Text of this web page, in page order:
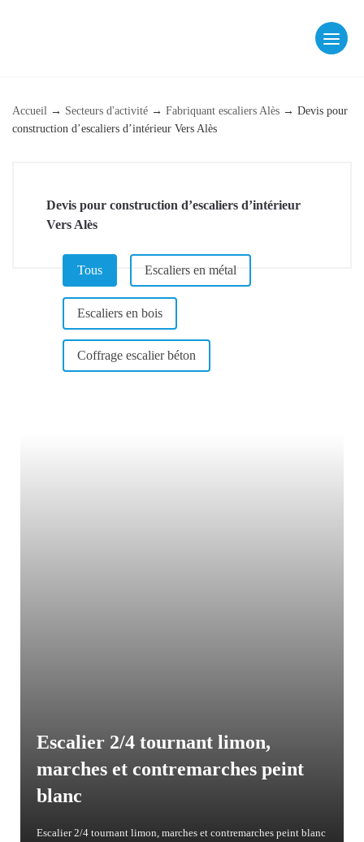
Accueil → Secteurs d'activité → Fabriquant escaliers Alès → Devis pour
construction d’escaliers d’intérieur Vers Alès
Devis pour construction d’escaliers d’intérieur
Vers Alès
CATÉGORIE (PAGE DE RÉFÉRENCEMENT)
Tous Escaliers en métal
Escaliers en bois
Coffrage escalier béton
Escalier 2/4 tournant limon,
marches et contremarches peint
blanc
Escalier 2/4 tournant limon, marches et contremarches peint blanc